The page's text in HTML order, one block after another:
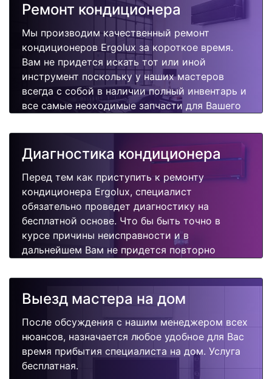
Ремонт кондиционера
Мы производим качественный ремонт
кондиционеров Ergolux за короткое время.
Вам не придется искать тот или иной
инструмент поскольку у наших мастеров
всегда с собой в наличии полный инвентарь и
все самые неоходимые запчасти для Вашего
качественно и недорого.
Диагностика кондиционера
Перед тем как приступить к ремонту
кондиционера Ergolux, специалист
обязательно проведет диагностику на
бесплатной основе. Что бы быть точно в
курсе причины неисправности и в
дальнейшем Вам не придется повторно
поломок.
Выезд мастера на дом
После обсуждения с нашим менеджером всех
нюансов, назначается любое удобное для Вас
время прибытия специалиста на дом. Услуга
бесплатная.